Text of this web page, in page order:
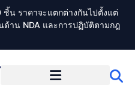
ชิ้น ราคาจะแตกต่างกันไปตั้งแต่
าน NDA และการปฏิบัติตามกฎ